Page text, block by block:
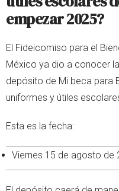
empezar 2025?
El Fideicomiso para el
México ya dio a conocer
depósito de Mi beca para
uniformes y útiles
Esta es la fecha:
Viernes 15 de agosto de